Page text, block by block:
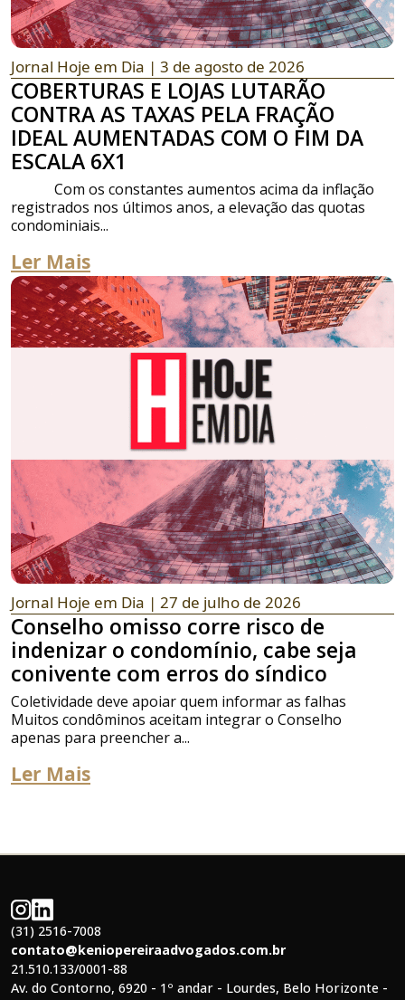
Jornal Hoje em Dia | 3 de agosto de 2026
COBERTURAS E LOJAS LUTARÃO
CONTRA AS TAXAS PELA FRAÇÃO
IDEAL AUMENTADAS COM O FIM DA
ESCALA 6X1
Com os constantes aumentos acima da inflação
registrados nos últimos anos, a elevação das quotas
condominiais...
Ler Mais
Jornal Hoje em Dia | 27 de julho de 2026
Conselho omisso corre risco de
indenizar o condomínio, cabe seja
conivente com erros do síndico
Coletividade deve apoiar quem informar as falhas
Muitos condôminos aceitam integrar o Conselho
apenas para preencher a...
Ler Mais
(31) 2516-7008
contato@keniopereiraadvogados.com.br
21.510.133/0001-88
Av. do Contorno, 6920 - 1º andar - Lourdes, Belo Horizonte -